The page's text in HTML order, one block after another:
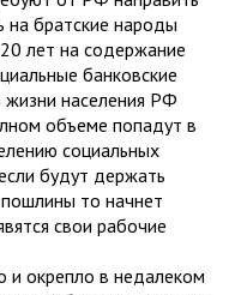
на братские народы
лет на содержание
банковские
жизни населения РФ
объеме попадут в
социальных
будут держать
то начнет
свои рабочие
и окрепло в недалеком